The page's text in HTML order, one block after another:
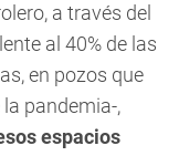
a través del
al 40% de las
en pozos que
pandemia-,
espacios